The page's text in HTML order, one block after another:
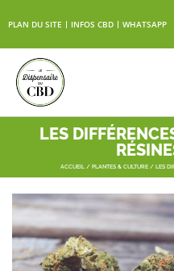
PLAN DU SITE INFOS CBD WHATSAPP
LES
ACCUEIL / PLANTES & CULTURE / LES